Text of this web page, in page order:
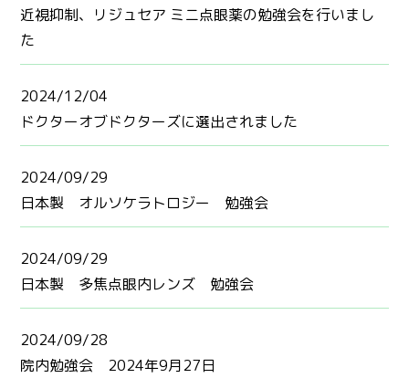
近視抑制、リジュセア ミニ点眼薬の勉強会を行いまし
た
2024/12/04
ドクターオブドクターズに選出されました
2024/09/29
日本製 オルソケラトロジー 勉強会
2024/09/29
日本製 多焦点眼内レンズ 勉強会
2024/09/28
院内勉強会 2024年9月27日